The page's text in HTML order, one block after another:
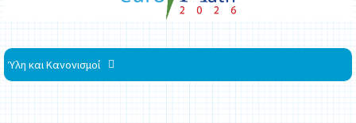
Ύλη και Κανονισμοί